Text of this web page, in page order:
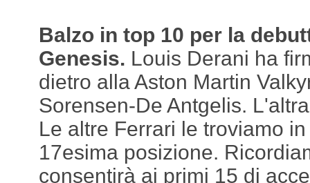
Balzo in top 10 per la
Genesis. Louis Derani ha
dietro alla Aston Martin
Sorensen-De Antgelis.
Le altre Ferrari le troviamo
17esima posizione.
consentirà ai primi 15 di